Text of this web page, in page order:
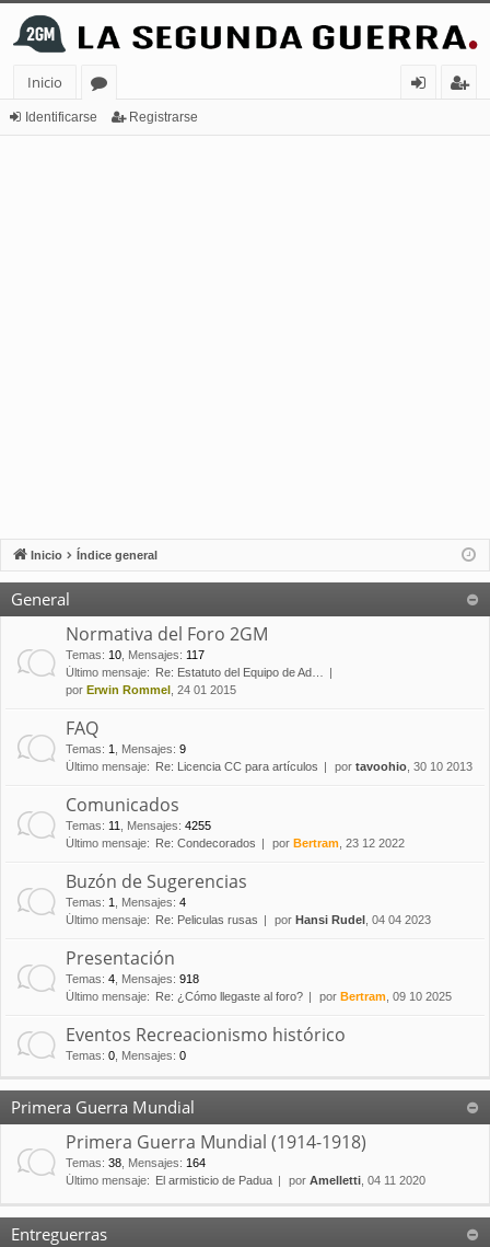
Inicio
or
Identificarse Registrarse
Inicio Índice general
General
Normativa del Foro 2GM
Temas: 10 Mensajes: 117
Último mensaje:
Re: Estatuto del Equipo de Ad…
por Erwin Rommel , 24 01 2015
FAQ
Temas: 1 Mensajes: 9
Último mensaje:
Re: Licencia CC para artículos por tavoohio , 30 10 2013
Comunicados
Temas: 11 Mensajes: 4255
Último mensaje:
Re: Condecorados por Bertram , 23 12 2022
Buzón de Sugerencias
Temas: 1 Mensajes: 4
Último mensaje:
Re: Peliculas rusas por Hansi Rudel , 04 04 2023
Presentación
Temas: 4 Mensajes: 918
Último mensaje:
Re: ¿Cómo llegaste al foro? por Bertram , 09 10 2025
Eventos Recreacionismo histórico
Temas: 0 Mensajes: 0
Primera Guerra Mundial
Primera Guerra Mundial (1914-1918)
Temas: 38 Mensajes: 164
Último mensaje:
El armisticio de Padua por Amelletti , 04 11 2020
Entreguerras